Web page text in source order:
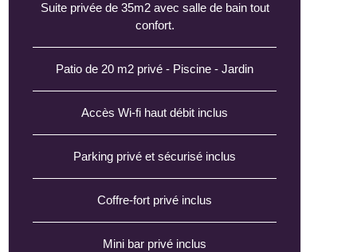
Suite privée de 35m2 avec salle de bain tout
confort.
Patio de 20 m2 privé - Piscine - Jardin
Accès Wi-fi haut débit inclus
Parking privé et sécurisé inclus
Coffre-fort privé inclus
Mini bar privé inclus